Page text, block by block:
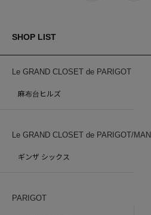
SHOP LIST
Le GRAND CLOSET de PARIGOT
麻布台ヒルズ
Le GRAND CLOSET de PARIGOT/MAN
ギンザ シックス
PARIGOT